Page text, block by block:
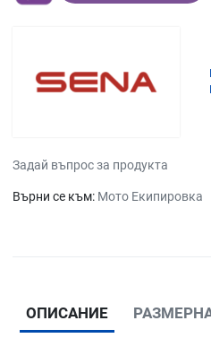
Задай въпрос за продукта
Върни се към: Мото Екипировка
ОПИСАНИЕ